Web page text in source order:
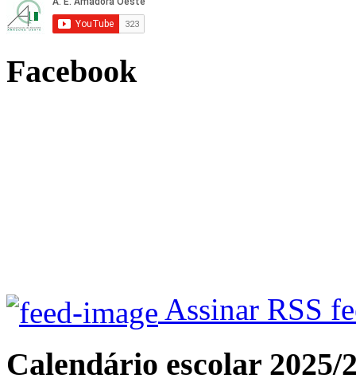
Facebook
Assinar RSS
Calendário escolar 2025/